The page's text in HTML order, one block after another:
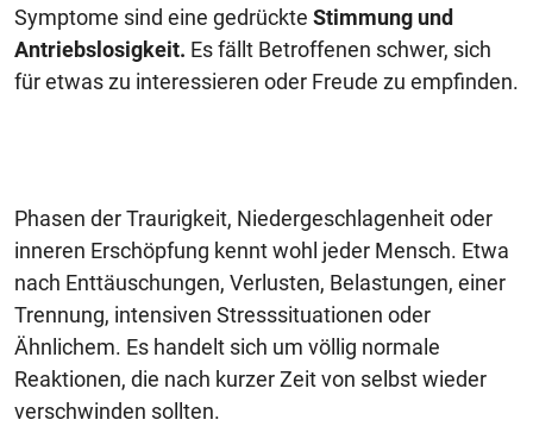
Symptome sind eine gedrückte Stimmung und
Antriebslosigkeit. Es fällt Betroffenen schwer, sich
für etwas zu interessieren oder Freude zu empfinden.
Phasen der Traurigkeit, Niedergeschlagenheit oder
inneren Erschöpfung kennt wohl jeder Mensch. Etwa
nach Enttäuschungen, Verlusten, Belastungen, einer
Trennung, intensiven Stresssituationen oder
Ähnlichem. Es handelt sich um völlig normale
Reaktionen, die nach kurzer Zeit von selbst wieder
verschwinden sollten.